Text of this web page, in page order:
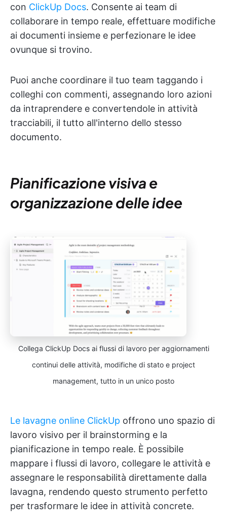
con ClickUp Docs. Consente ai team di
collaborare in tempo reale, effettuare modifiche
ai documenti insieme e perfezionare le idee
ovunque si trovino.
Puoi anche coordinare il tuo team taggando i
colleghi con commenti, assegnando loro azioni
da intraprendere e convertendole in attività
tracciabili, il tutto all'interno dello stesso
documento.
Pianificazione visiva e
organizzazione delle idee
Collega ClickUp Docs ai flussi di lavoro per aggiornamenti
continui delle attività, modifiche di stato e project
management, tutto in un unico posto
Le lavagne online ClickUp offrono uno spazio di
lavoro visivo per il brainstorming e la
pianificazione in tempo reale. È possibile
mappare i flussi di lavoro, collegare le attività e
assegnare le responsabilità direttamente dalla
lavagna, rendendo questo strumento perfetto
per trasformare le idee in attività concrete.